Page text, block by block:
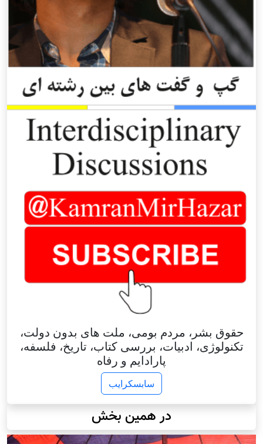
حقوق بشر، مردم بومی، ملت های بدون دولت،
تکنولوژی، ادبیات، بررسی کتاب، تاریخ، فلسفه،
پارادایم و رفاه
سابسکرایب
در همین بخش